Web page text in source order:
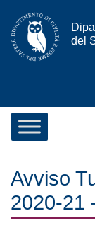
Vai al contenuto
del
Avviso
2020-21